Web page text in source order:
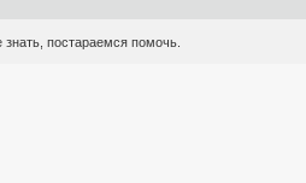
постараемся помочь.